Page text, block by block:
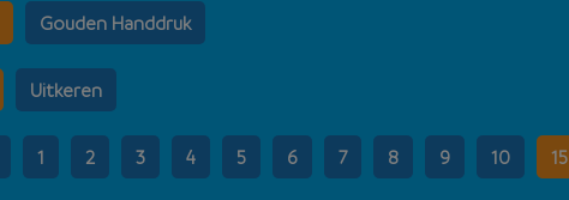
Gouden Handdruk
Uitkeren
1 2 3 4 5 6 7 8 9 10 15